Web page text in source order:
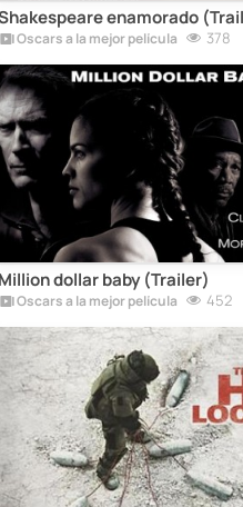
enamorado
Oscars a la mejor película 378
Million dollar baby (Trailer)
Oscars a la mejor película 452